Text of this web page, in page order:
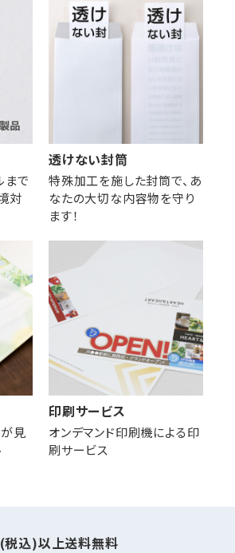
まで
対
透けない封筒
特殊加工を施した封筒で、あ
なたの大切な内容物を守り
ます！
見
印刷サービス
オンデマンド印刷機による印
刷サービス
込)以上送料無料